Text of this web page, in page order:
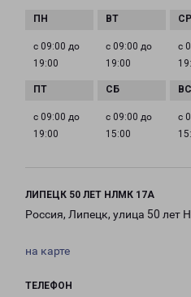
с 09:00 до
19:00
с 09:00 до
19:00
с
с 09:00 до
19:00
с 09:00 до
15:00
с
ЛИПЕЦК 50 ЛЕТ НЛМК 17А
Россия, Липецк, улица 50 лет
на карте
ТЕЛЕФОН